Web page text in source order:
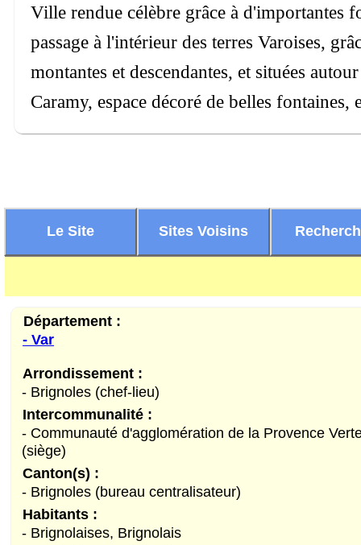
Ville rendue célèbre grâce à d'importantes
passage à l'intérieur des terres Varoises,
montantes et descendantes, et situées
Caramy, espace décoré de belles
Le Site Sites Voisins
Département :
- Var
Arrondissement :
- Brignoles (chef-lieu)
Intercommunalité :
- Communauté d'agglomération de la Provence
(siège)
Canton(s) :
- Brignoles (bureau centralisateur)
Habitants :
- Brignolaises, Brignolais